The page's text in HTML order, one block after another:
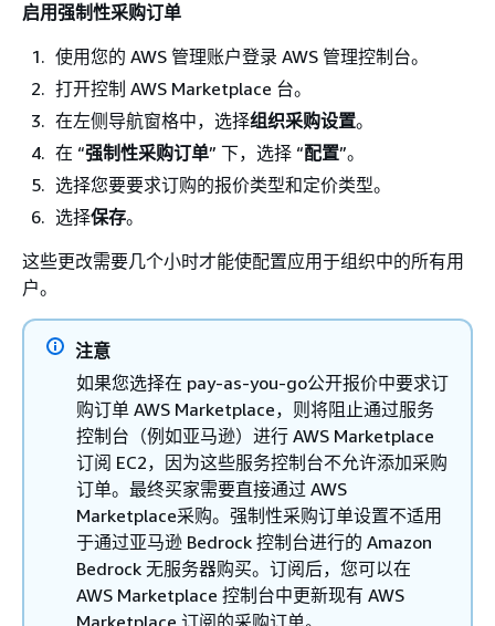
启用强制性采购订单
使用您的 AWS 管理账户登录 AWS 管理控制台。
打开控制 AWS Marketplace 台。
在左侧导航窗格中，选择组织采购设置。
在 “强制性采购订单” 下，选择 “配置”。
选择您要要求订购的报价类型和定价类型。
选择保存。
这些更改需要几个小时才能使配置应用于组织中的所有用
户。
注意
如果您选择在 pay-as-you-go公开报价中要求订
购订单 AWS Marketplace，则将阻止通过服务
控制台（例如亚马逊）进行 AWS Marketplace
订阅 EC2，因为这些服务控制台不允许添加采购
订单。最终买家需要直接通过 AWS
Marketplace采购。强制性采购订单设置不适用
于通过亚马逊 Bedrock 控制台进行的 Amazon
Bedrock 无服务器购买。订阅后，您可以在
AWS Marketplace 控制台中更新现有 AWS
Marketplace 订阅的采购订单。